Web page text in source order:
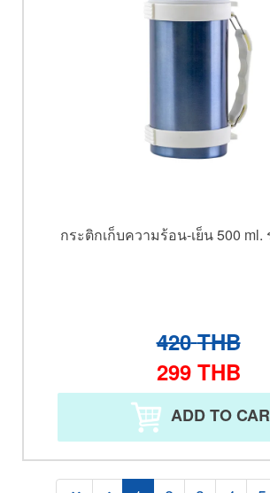
กระติกเก็บความร้อน-เย็น 500 ml.
420 THB
299 THB
ADD TO